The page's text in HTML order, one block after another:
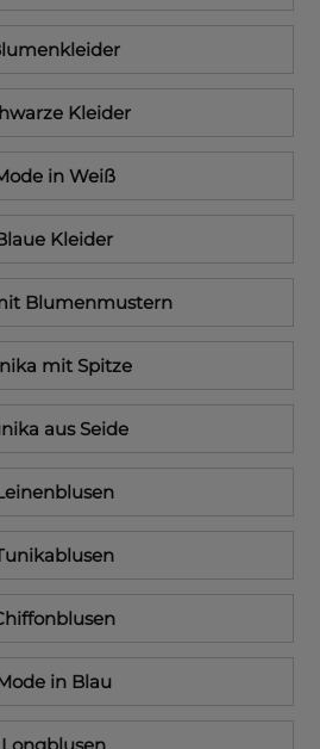
Kleider
in Weiß
Kleider
Blumenmustern
mit Spitze
aus Seide
in Blau